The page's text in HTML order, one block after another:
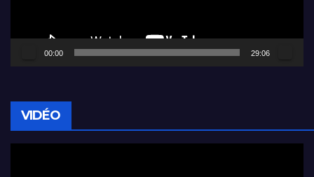
00:00 29:06
VIDÉO